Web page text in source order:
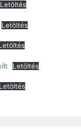
Letöltés
Letöltés
Letöltés
Letöltés